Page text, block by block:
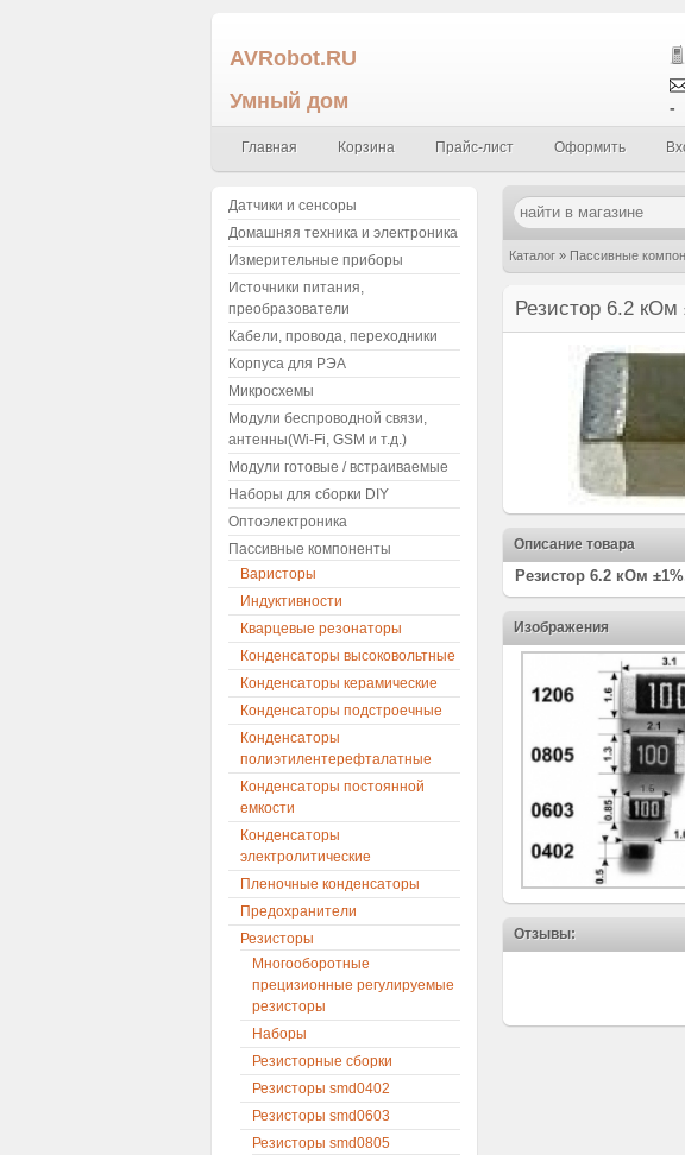
AVRobot.RU
Умный дом
-
Главная Корзина Прайс-лист Оформить
Каталог » Пассивные
Резистор 6.2 кОм
Описание товара
Резистор 6.2 кОм
Изображения
Отзывы:
Датчики и сенсоры
Домашняя техника и электроника
Измерительные приборы
Источники питания,
преобразователи
Кабели, провода, переходники
Корпуса для РЭА
Микросхемы
Модули беспроводной связи,
антенны(Wi-Fi, GSM и т.д.)
Модули готовые / встраиваемые
Наборы для сборки DIY
Оптоэлектроника
Пассивные компоненты
Варисторы
Индуктивности
Кварцевые резонаторы
Конденсаторы высоковольтные
Конденсаторы керамические
Конденсаторы подстроечные
Конденсаторы
полиэтилентерефталатные
Конденсаторы постоянной
емкости
Конденсаторы
электролитические
Пленочные конденсаторы
Предохранители
Резисторы
Многооборотные
прецизионные регулируемые
резисторы
Наборы
Резисторные сборки
Резисторы smd0402
Резисторы smd0603
Резисторы smd0805